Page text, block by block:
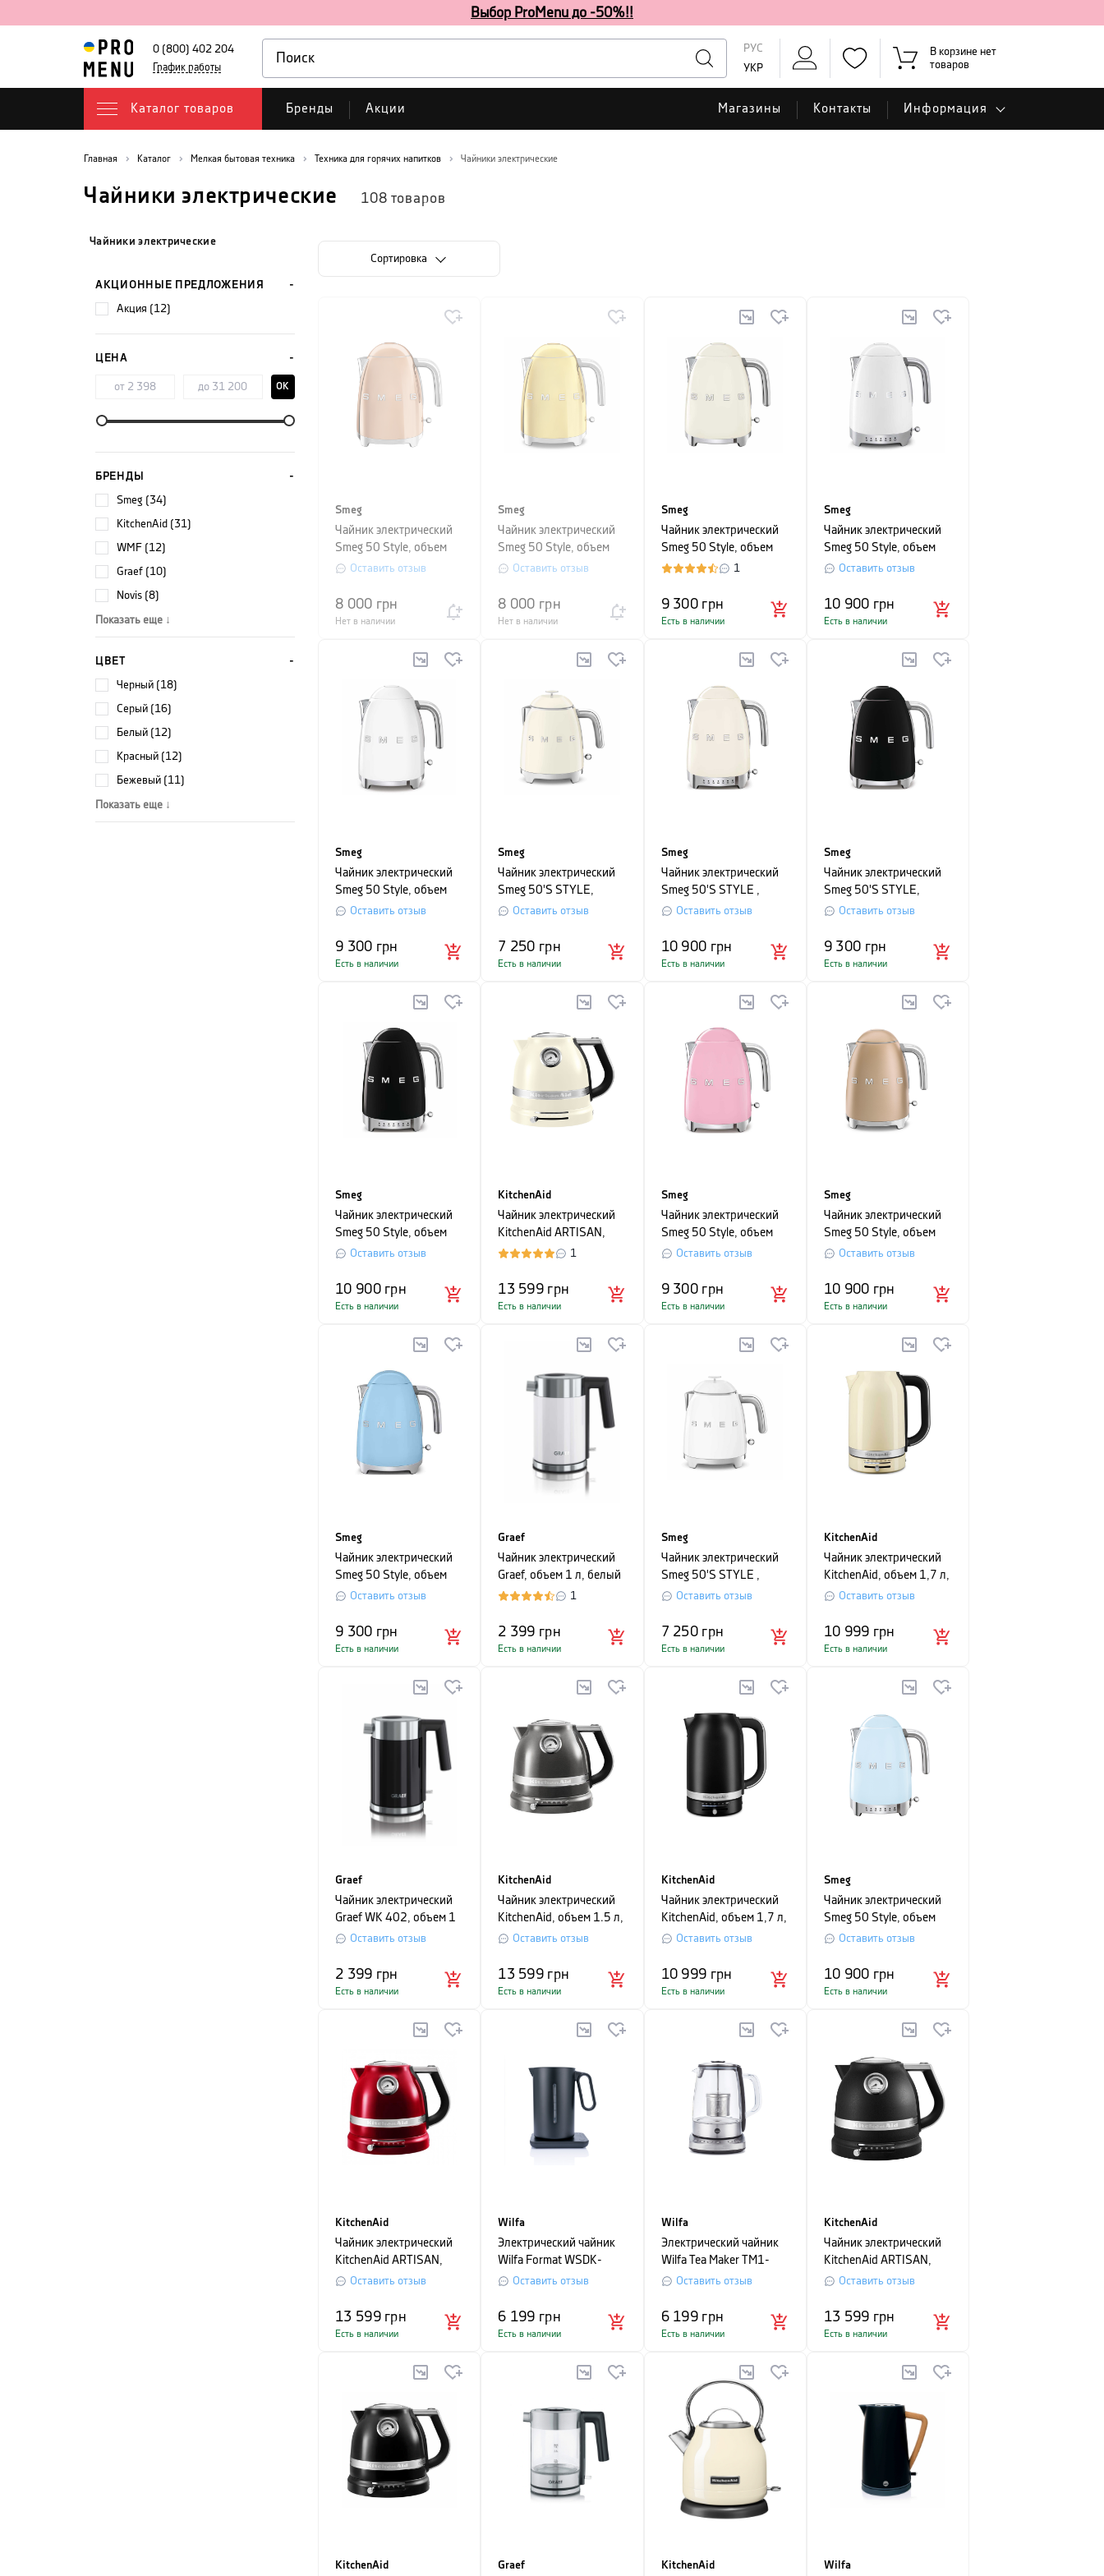
Выбор ProMenu до -50%!!
0 (800) 402 204
График работы
РУС
УКР
В корзине нет
товаров
Каталог товаров Бренды Акции Магазины Контакты Информация
Главная Каталог Мелкая бытовая техника Техника для горячих напитков Чайники электрические
Чайники электрические 108 товаров
Чайники электрические
АКЦИОННЫЕ ПРЕДЛОЖЕНИЯ
акция (12)
ЦЕНА
OK
БРЕНДЫ
Smeg (34)
KitchenAid (31)
WMF (12)
Graef (10)
Novis (8)
Показать еще ↓
ЦВЕТ
черный (18)
серый (16)
белый (12)
красный (12)
бежевый (11)
Показать еще ↓
Cортировка
Smeg
Чайник электрический
Smeg 50 Style, объем
1,7 л, розовое золото
Оставить отзыв
8 000 грн
Нет в наличии
Smeg
Чайник электрический
Smeg 50 Style, объем
1,7 литра, золото
Оставить отзыв
8 000 грн
Нет в наличии
Smeg
Чайник электрический
Smeg 50 Style, объем
1,7 л, бежевый1
9 300 грн
Есть в наличии
Smeg
Чайник электрический
Smeg 50 Style, объем
1,7 л, белый
Оставить отзыв
10 900 грн
Есть в наличии
Smeg
Чайник электрический
Smeg 50 Style, объем
1,7 л, белый
Оставить отзыв
9 300 грн
Есть в наличии
Smeg
Чайник электрический
Smeg 50'S STYLE,
объем 0,8 л, кремовый
Оставить отзыв
7 250 грн
Есть в наличии
Smeg
Чайник электрический
Smeg 50'S STYLE ,
объем 1,7 л, кремовый
Оставить отзыв
10 900 грн
Есть в наличии
Smeg
Чайник электрический
Smeg 50'S STYLE,
объем 1,7 л, черный
Оставить отзыв
9 300 грн
Есть в наличии
Smeg
Чайник электрический
Smeg 50 Style, объем
1,7 л, черный
Оставить отзыв
10 900грн
Есть в наличии
KitchenAid
Чайник электрический
KitchenAid ARTISAN,
объем 1.5 л, кремовый
1
13 599 грн
Есть в наличии
Smeg
Чайник электрический
Smeg 50 Style, объем
1,7 л, розовый
Оставить отзыв
9 300 грн
Есть в наличии
Smeg
Чайник электрический
Smeg 50 Style, объем
1,7 л, шампань
Оставить отзыв
10 900 грн
Есть в наличии
Smeg
Чайник электрический
Smeg 50 Style, объем
1,7 л, голубой
Оставить отзыв
9 300 грн
Есть в наличии
Graef
Чайник электрический
Graef, объем 1 л, белый
1
2 399 грн
Есть в наличии
Smeg
Чайник электрический
Smeg 50'S STYLE ,
объем 0,8 л, белый
Оставить отзыв
7 250 грн
Есть в наличии
KitchenAid
Чайник электрический
KitchenAid, объем 1,7 л,
кремовый
Оставить отзыв
10 999 грн
Есть в наличии
Graef
Чайник электрический
Graef WK 402, объем 1
л, черный
Оставить отзыв
2 399 грн
Есть в наличии
KitchenAid
Чайник электрический
KitchenAid, объем 1.5 л,
серебряный медальон
Оставить отзыв
13 599 грн
Есть в наличии
KitchenAid
Чайник электрический
KitchenAid, объем 1,7 л,
черный матовый
Оставить отзыв
10 999 грн
Есть в наличии
Smeg
Чайник электрический
Smeg 50 Style, объем
1,7 л, голубой
Оставить отзыв
10 900 грн
Есть в наличии
KitchenAid
Чайник электрический
KitchenAid ARTISAN,
объем 1.5 л,
Оставить отзыв
13 599грн
Есть в наличии
Wilfa
Электрический чайник
Wilfa Format WSDK-
2000B, черный
Оставить отзыв
6 199 грн
Есть в наличии
Wilfa
Электрический чайник
Wilfa Tea Maker TM1-
1500S, серый
Оставить отзыв
6 199 грн
Есть в наличии
KitchenAid
Чайник электрический
KitchenAid ARTISAN,
объем 1.5 л, черный
Оставить отзыв
13 599 грн
Есть в наличии
KitchenAid
Graef
KitchenAid
Wilfa